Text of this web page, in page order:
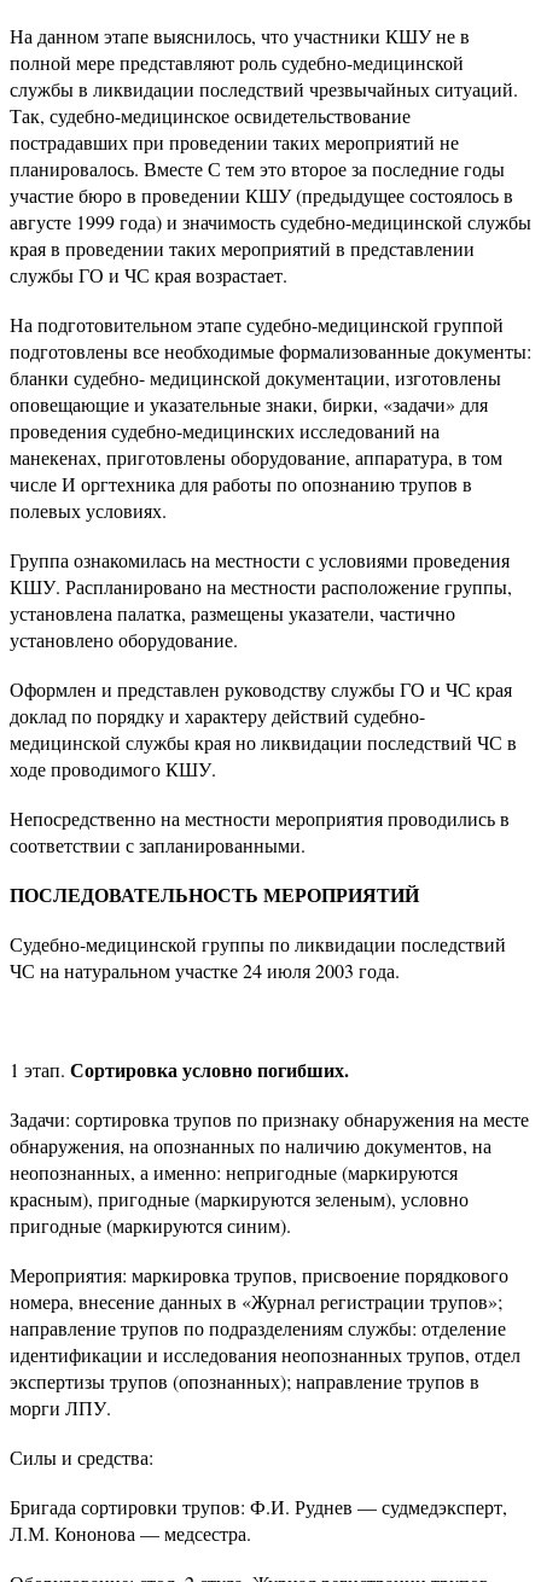
На данном этапе выяснилось, что участники КШУ не в
полной мере представляют роль судебно-медицинской
службы в ликвидации последствий чрезвычайных ситуаций.
Так, судебно-медицинское освидетельствование
пострадавших при проведении таких мероприятий не
планировалось. Вместе С тем это второе за последние годы
участие бюро в проведении КШУ (предыдущее состоялось в
августе 1999 года) и значимость судебно-медицинской службы
края в проведении таких мероприятий в представлении
службы ГО и ЧС края возрастает.
На подготовительном этапе судебно-медицинской группой
подготовлены все необходимые формализованные документы:
бланки судебно- медицинской документации, изготовлены
оповещающие и указательные знаки, бирки, «задачи» для
проведения судебно-медицинских исследований на
манекенах, приготовлены оборудование, аппаратура, в том
числе И оргтехника для работы по опознанию трупов в
полевых условиях.
Группа ознакомилась на местности с условиями проведения
КШУ. Распланировано на местности расположение группы,
установлена палатка, размещены указатели, частично
установлено оборудование.
Оформлен и представлен руководству службы ГО и ЧС края
доклад по порядку и характеру действий судебно-
медицинской службы края но ликвидации последствий ЧС в
ходе проводимого КШУ.
Непосредственно на местности мероприятия проводились в
соответствии с запланированными.
ПОСЛЕДОВАТЕЛЬНОСТЬ МЕРОПРИЯТИЙ
Судебно-медицинской группы по ликвидации последствий
ЧС на натуральном участке 24 июля 2003 года.
1 этап. Сортировка условно погибших.
Задачи: сортировка трупов по признаку обнаружения на месте
обнаружения, на опознанных по наличию документов, на
неопознанных, а именно: непригодные (маркируются
красным), пригодные (маркируются зеленым), условно
пригодные (маркируются синим).
Мероприятия: маркировка трупов, присвоение порядкового
номера, внесение данных в «Журнал регистрации трупов»;
направление трупов по подразделениям службы: отделение
идентификации и исследования неопознанных трупов, отдел
экспертизы трупов (опознанных); направление трупов в
морги ЛПУ.
Силы и средства:
Бригада сортировки трупов: Ф.И. Руднев — судмедэксперт,
Л.М. Кононова — медсестра.